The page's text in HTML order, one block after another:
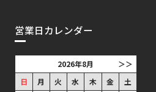
営業日カレンダー
＞＞
2026年8月
日
月 火 水 木 金
土